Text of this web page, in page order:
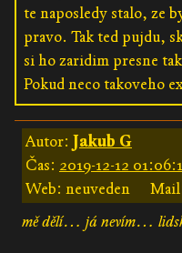
te naposledy stalo, ze
pravo. Tak ted pujdu,
si ho zaridim presne
Pokud neco takoveho
Autor: Jakub G
Čas: 2019-12-12
Web: neuveden
mě dělí… já nevím…